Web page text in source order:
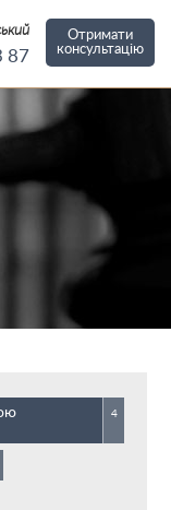
Отримати
консультацію
87
4